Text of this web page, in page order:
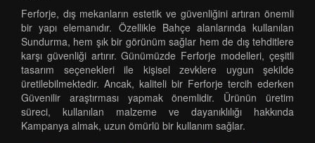
Ferforje, dış mekanların estetik ve güvenliğini artıran önemli
bir yapı elemanıdır. Özellikle Bahçe alanlarında kullanılan
Sundurma, hem şık bir görünüm sağlar hem de dış tehditlere
karşı güvenliği artırır. Günümüzde Ferforje modelleri, çeşitli
tasarım seçenekleri ile kişisel zevklere uygun şekilde
üretilebilmektedir. Ancak, kaliteli bir Ferforje tercih ederken
Güvenilir araştırması yapmak önemlidir. Ürünün üretim
süreci, kullanılan malzeme ve dayanıklılığı hakkında
Kampanya almak, uzun ömürlü bir kullanım sağlar.